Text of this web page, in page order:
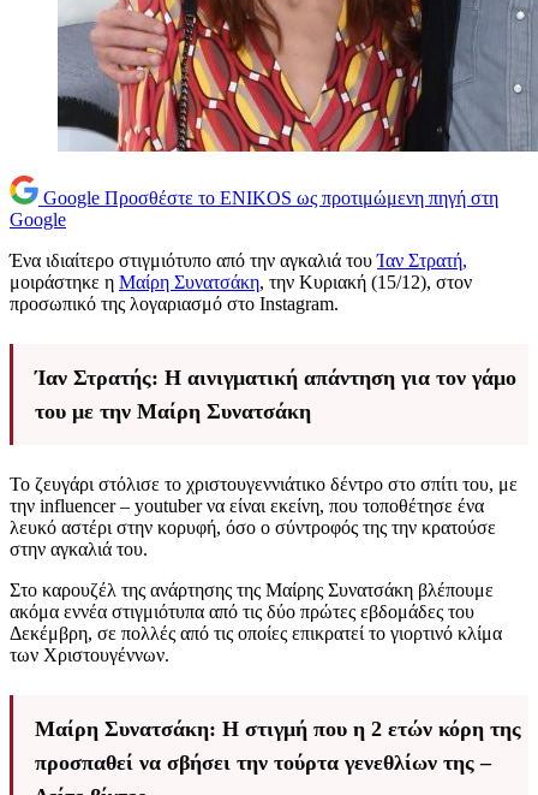
Google Προσθέστε το ENIKOS ως προτιμώμενη πηγή στη
Google
Ένα ιδιαίτερο στιγμιότυπο από την αγκαλιά τουΊαν Στρατή,
μοιράστηκε η Μαίρη Συνατσάκη, την Κυριακή (15/12), στον
προσωπικό της λογαριασμό στο Instagram.
Ίαν Στρατής: Η αινιγματική απάντηση για τον γάμο
του με την Μαίρη Συνατσάκη
Το ζευγάρι στόλισε το χριστουγεννιάτικο δέντρο στο σπίτι του, με
την influencer – youtuber να είναι εκείνη, που τοποθέτησε ένα
λευκό αστέρι στην κορυφή, όσο ο σύντροφός της την κρατούσε
στην αγκαλιά του.
Στο καρουζέλ της ανάρτησης της Μαίρης Συνατσάκη βλέπουμε
ακόμα εννέα στιγμιότυπα από τις δύο πρώτες εβδομάδες του
Δεκέμβρη, σε πολλές από τις οποίες επικρατεί το γιορτινό κλίμα
των Χριστουγέννων.
Μαίρη Συνατσάκη: Η στιγμή που η 2 ετών κόρη της
προσπαθεί να σβήσει την τούρτα γενεθλίων της –